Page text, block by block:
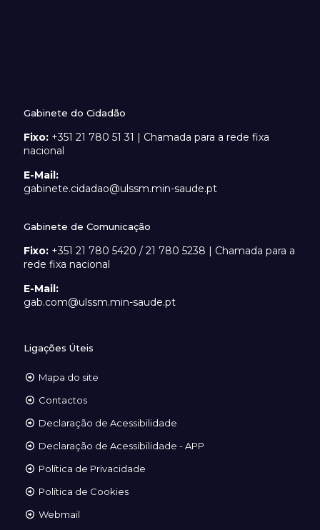
Gabinete do Cidadão
Fixo: +351 21 780 51 31 | Chamada para a rede fixa
nacional
E-Mail:
gabinete.cidadao@ulssm.min-saude.pt
Gabinete de Comunicação
Fixo: +351 21 780 5420 / 21 780 5238 | Chamada para a
rede fixa nacional
E-Mail:
gab.com@ulssm.min-saude.pt
Ligações Úteis
Mapa do site
Contactos
Declaração de Acessibilidade
Declaração de Acessibilidade - APP
Política de Privacidade
Política de Cookies
Webmail